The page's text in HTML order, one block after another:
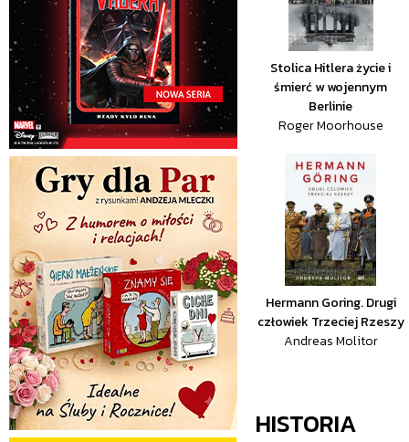
Stolica Hitlera życie i
śmierć w wojennym
Berlinie
Roger Moorhouse
Hermann Goring. Drugi
człowiek Trzeciej Rzeszy
Andreas Molitor
HISTORIA